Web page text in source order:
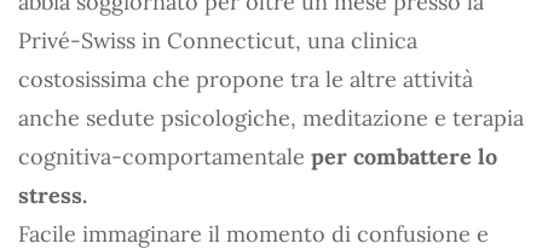
Privé-Swiss in Connecticut, una clinica
costosissima che propone tra le altre attività
anche sedute psicologiche, meditazione e terapia
cognitiva-comportamentale per combattere lo
stress.
Facile immaginare il momento di confusione e